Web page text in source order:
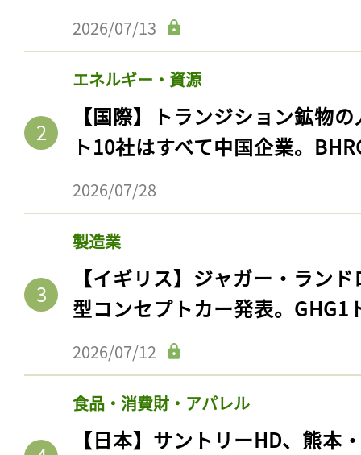
2026/07/13
エネルギー・資源
【国際】トランジション鉱物
ト10社はすべて中国企業。
2026/07/28
製造業
【イギリス】ジャガー・ラン
型コンセプトカー発表。GHG1
2026/07/12
食品・消費財・アパレル
【日本】サントリーHD、熊本
記事をお気に入りに
ログインが必
ログイン
会員登録